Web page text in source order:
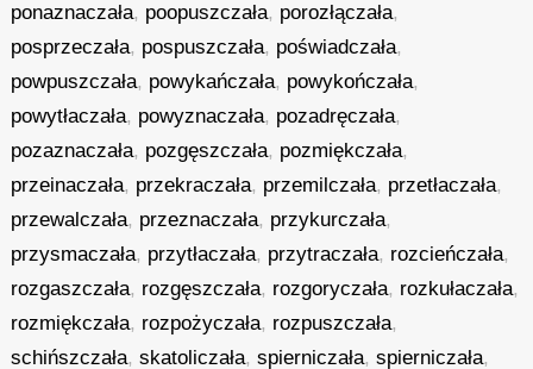
ponaznaczała, poopuszczała, porozłączała,
posprzeczała, pospuszczała, poświadczała,
powpuszczała, powykańczała, powykończała,
powytłaczała, powyznaczała, pozadręczała,
pozaznaczała, pozgęszczała, pozmiękczała,
przeinaczała, przekraczała, przemilczała, przetłaczała,
przewalczała, przeznaczała, przykurczała,
przysmaczała, przytłaczała, przytraczała, rozcieńczała,
rozgaszczała, rozgęszczała, rozgoryczała, rozkułaczała,
rozmiękczała, rozpożyczała, rozpuszczała,
schińszczała,skatoliczała,spierniczała,spierniczała,